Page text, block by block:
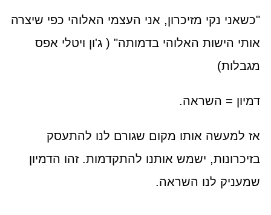
"כשאני נקי מזיכרון, אני העצמי האלוהי כפי שיצרה
אותי הישות האלוהי בדמותה" ( ג'ון ויטלי אפס
מגבלות)
דמיון = השראה.
אז למעשה אותו מקום שגורם לנו להתעסק
בזיכרונות, ישמש אותנו להתקדמות. זהו הדמיון
שמעניק לנו השראה.